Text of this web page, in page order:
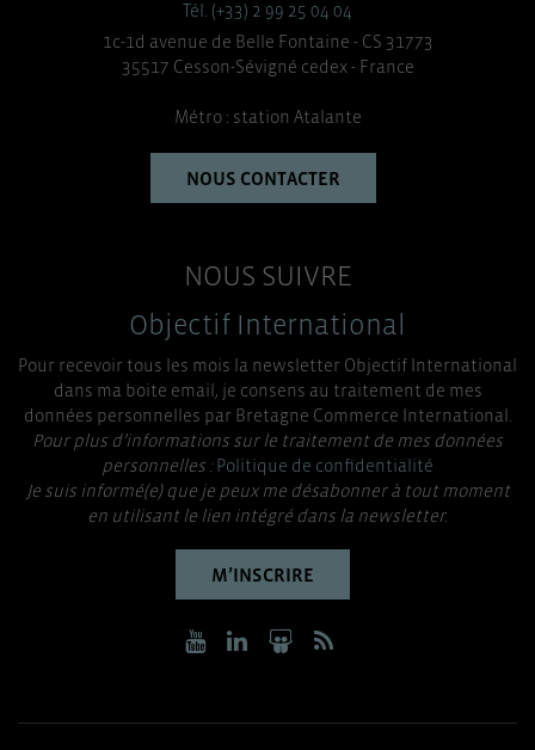
Tél. (+33) 2 99 25 04 04
1c-1d avenue de Belle Fontaine - CS 31773
35517 Cesson-Sévigné cedex - France
Métro : station Atalante
NOUS CONTACTER
NOUS SUIVRE
Objectif International
Pour recevoir tous les mois la newsletter Objectif International
dans ma boite email, je consens au traitement de mes
données personnelles par Bretagne Commerce International.
Pour plus d’informations sur le traitement de mes données
personnelles :Politique de confidentialité
Je suis informé(e) que je peux me désabonner à tout moment
en utilisant le lien intégré dans la newsletter.
M’INSCRIRE